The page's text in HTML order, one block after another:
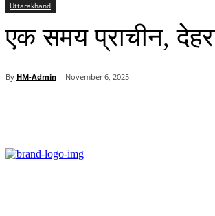
Uttarakhand
एक समय प्राचीन,
By HM-Admin November 6, 2025